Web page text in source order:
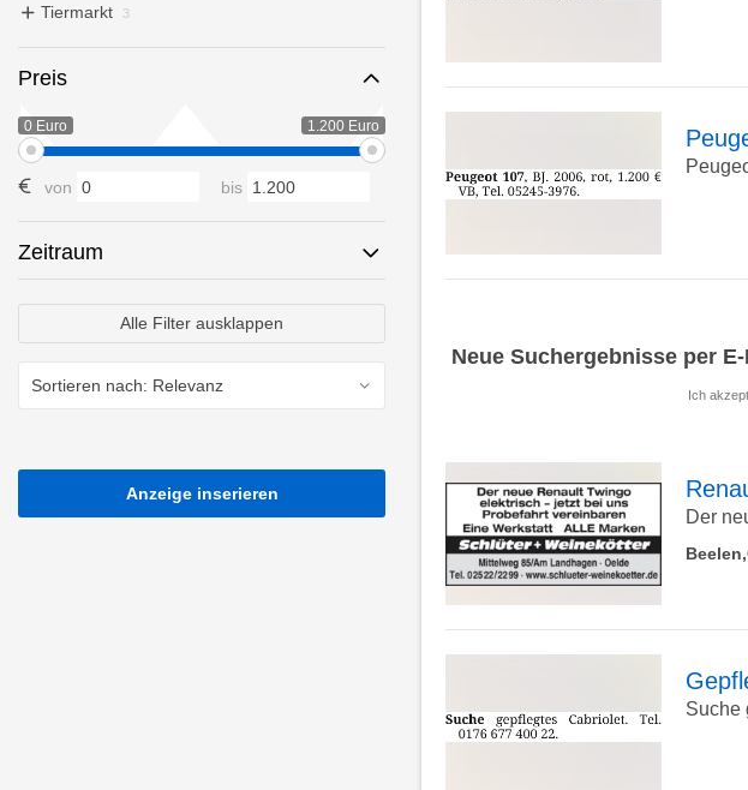
Tiermarkt 3
Preis
0 Euro 1.200 Euro
von bis
Zeitraum
Alle Filter ausklappen
Anzeige inserieren
Detailseite
zur
Neue Suchergebnisse per
Ich
Detailseite
Der
zur
Suche